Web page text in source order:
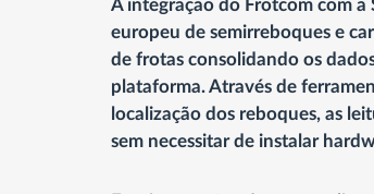
A integração do Frotcom com
europeu de semirreboques e
de frotas consolidando os
plataforma. Através de
localização dos reboques, as
sem necessitar de instalar